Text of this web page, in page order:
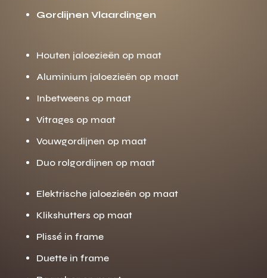
Gordijnen Vlaardingen
Houten jaloezieën op maat
Aluminium jaloezieën op maat
Inbetweens op maat
Vitrages op maat
Vouwgordijnen op maat
Duo rolgordijnen op maat
Elektrische jaloezieën op maat
Klikshutters op maat
Plissé in frame
Duette in frame